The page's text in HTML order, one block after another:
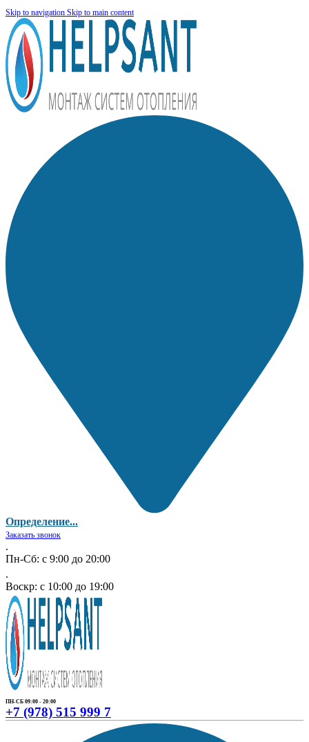
Skip to navigation Skip to main content
Определение...
Заказать звонок
.
Пн-Сб: с 9:00 до 20:00
.
Воскр: с 10:00 до 19:00
ПН-СБ 09:00 - 20:00
+7 (978) 515 999 7